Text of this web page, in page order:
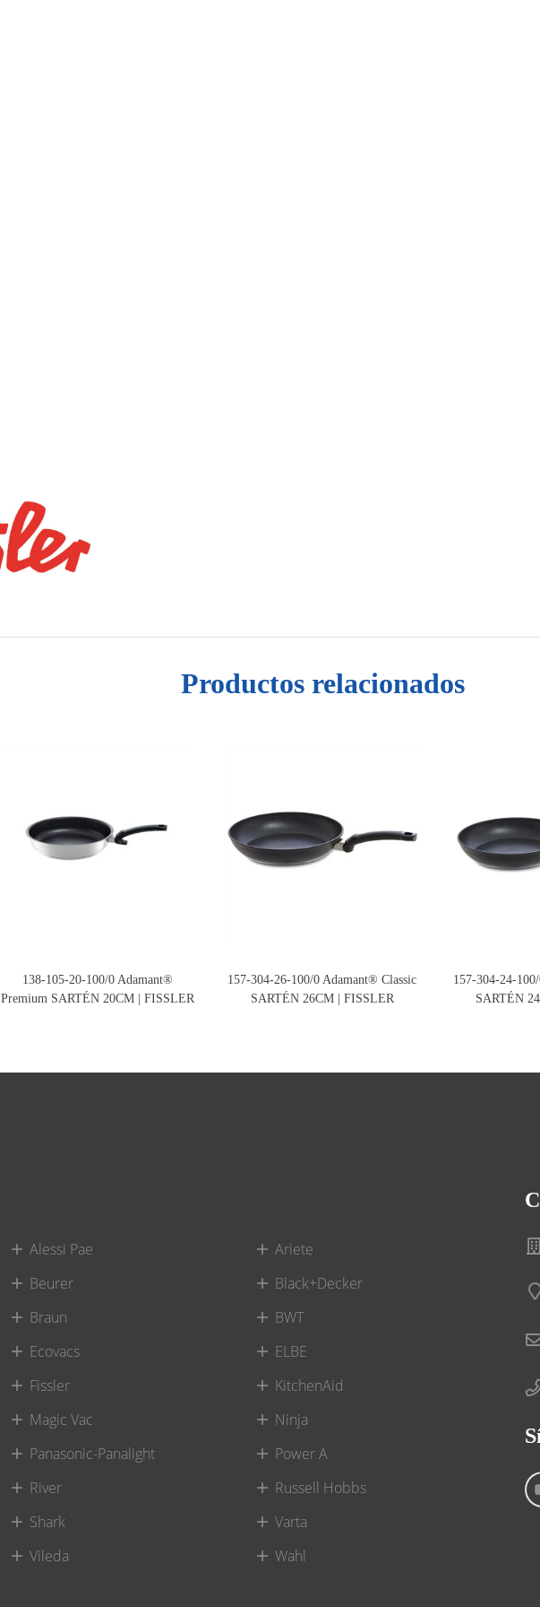
Productos relacionados
138-105-20-100/0 Adamant®
Premium SARTÉN 20CM | FISSLER
157-304-26-100/0 Adamant® Classic
SARTÉN 26CM | FISSLER
157-304-24-
SARTÉN
Alessi Pae
Ariete
Beurer
Black+Decker
Braun
BWT
Ecovacs
ELBE
Fissler
KitchenAid
Magic Vac
Ninja
Panasonic-Panalight
Power A
River
Russell Hobbs
Shark
Varta
Vileda Wahl